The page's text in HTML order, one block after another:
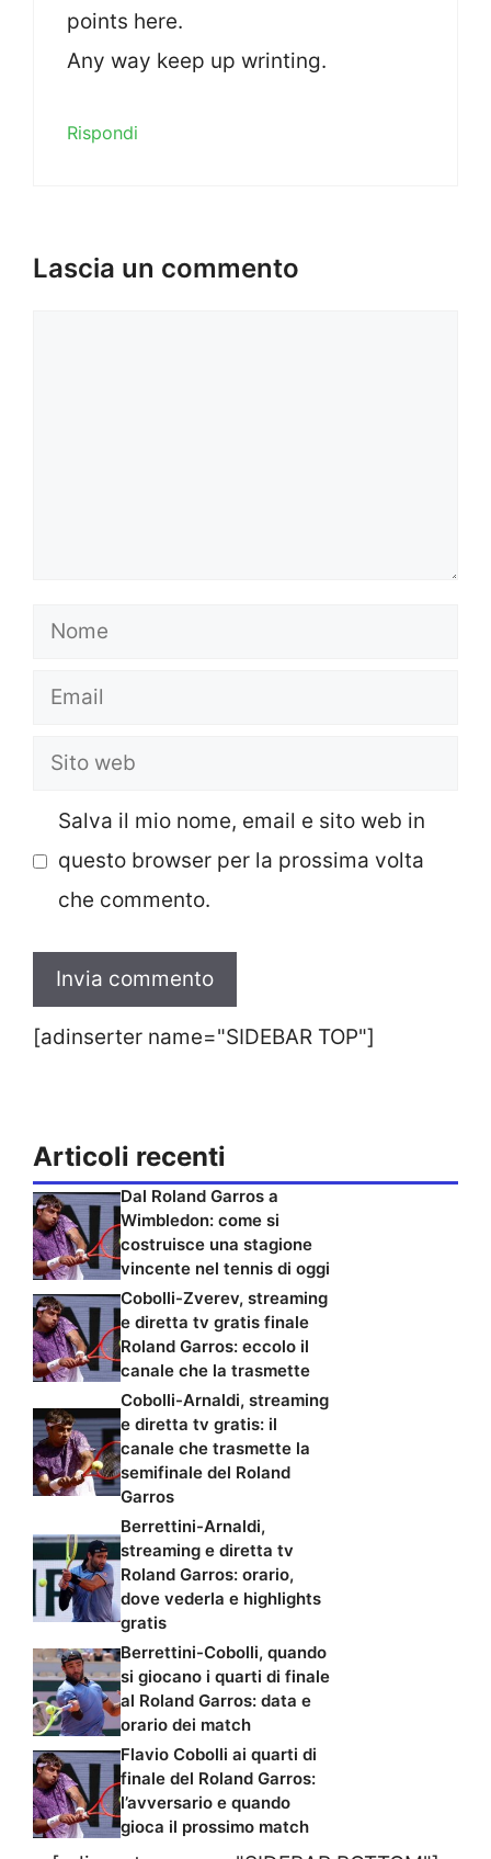
points here.
Any way keep up wrinting.
Rispondi
Lascia un commento
Nome
Email
Sito
Salva il mio nome, email e sito web in
questo browser per la prossima volta
che commento.
[adinserter name="SIDEBAR TOP"]
Articoli recenti
Dal Roland Garros a
Wimbledon: come si
costruisce una stagione
vincente nel tennis di oggi
Cobolli-Zverev, streaming
e diretta tv gratis finale
Roland Garros: eccolo il
canale che la trasmette
Cobolli-Arnaldi, streaming
e diretta tv gratis: il
canale che trasmette la
semifinale del Roland
Garros
Berrettini-Arnaldi,
streaming e diretta tv
Roland Garros: orario,
dove vederla e highlights
gratis
Berrettini-Cobolli, quando
si giocano i quarti di finale
al Roland Garros: data e
orario dei match
Flavio Cobolli ai quarti di
finale del Roland Garros:
l’avversario e quando
gioca il prossimo match